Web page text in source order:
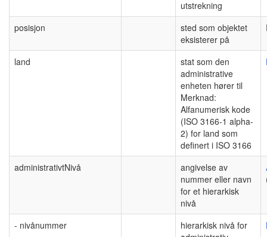
utstrekning
posisjon
sted som objektet
eksisterer på
land
stat som den
administrative
enheten hører til
Merknad:
Alfanumerisk kode
(ISO 3166-1 alpha-
2) for land som
definert i ISO 3166
administrativtNivå
angivelse av
nummer eller navn
for et hierarkisk
nivå
- nivånummer
hierarkisk nivå for